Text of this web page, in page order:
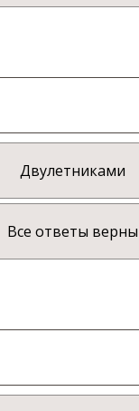
Двулетниками
Все ответы верны